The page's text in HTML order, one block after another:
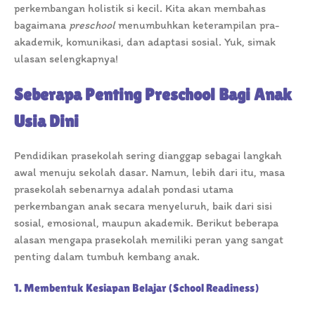
perkembangan holistik si kecil. Kita akan membahas
bagaimana preschoolmenumbuhkan keterampilan pra-
akademik, komunikasi, dan adaptasi sosial. Yuk, simak
ulasan selengkapnya!
Seberapa Penting Preschool Bagi Anak
Usia Dini
Pendidikan prasekolah sering dianggap sebagai langkah
awal menuju sekolah dasar. Namun, lebih dari itu, masa
prasekolah sebenarnya adalah pondasi utama
perkembangan anak secara menyeluruh, baik dari sisi
sosial, emosional, maupun akademik. Berikut beberapa
alasan mengapa prasekolah memiliki peran yang sangat
penting dalam tumbuh kembang anak.
1. Membentuk Kesiapan Belajar (School Readiness)